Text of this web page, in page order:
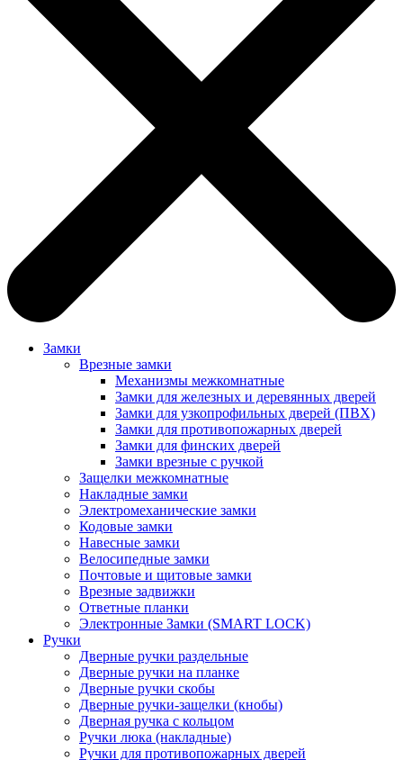
Замки
Врезные замки
Механизмы межкомнатные
Замки для железных и деревянных дверей
Замки для узкопрофильных дверей (ПВХ)
Замки для противопожарных дверей
Замки для финских дверей
Замки врезные с ручкой
Защелки межкомнатные
Накладные замки
Электромеханические замки
Кодовые замки
Навесные замки
Велосипедные замки
Почтовые и щитовые замки
Врезные задвижки
Ответные планки
Электронные Замки (SMART LOCK)
Ручки
Дверные ручки раздельные
Дверные ручки на планке
Дверные ручки скобы
Дверные ручки-защелки (кнобы)
Дверная ручка с кольцом
Ручки люка (накладные)
Ручки для противопожарных дверей